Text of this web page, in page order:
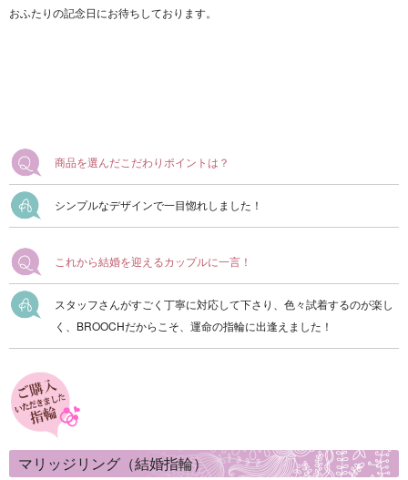
おふたりの記念日にお待ちしております。
商品を選んだこだわりポイントは？
シンプルなデザインで一目惚れしました！
これから結婚を迎えるカップルに一言！
スタッフさんがすごく丁寧に対応して下さり、色々試着するのが楽し
く、BROOCHだからこそ、運命の指輪に出逢えました！
マリッジリング（結婚指輪）